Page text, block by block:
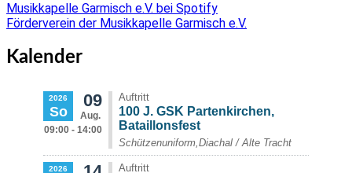
Musikkapelle Garmisch e.V. bei Spotify
Förderverein der Musikkapelle Garmisch e.V.
Kalender